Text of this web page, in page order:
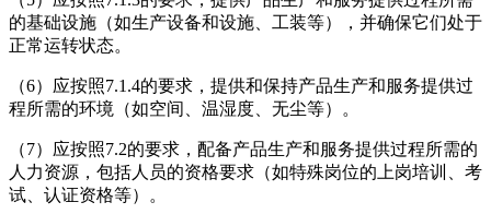
的基础设施（如生产设备和设施、工装等），并确保它们处于
正常运转状态。
（6）应按照7.1.4的要求，提供和保持产品生产和服务提供过
程所需的环境（如空间、温湿度、无尘等）。
（7）应按照7.2的要求，配备产品生产和服务提供过程所需的
人力资源，包括人员的资格要求（如特殊岗位的上岗培训、考
试、认证资格等）。